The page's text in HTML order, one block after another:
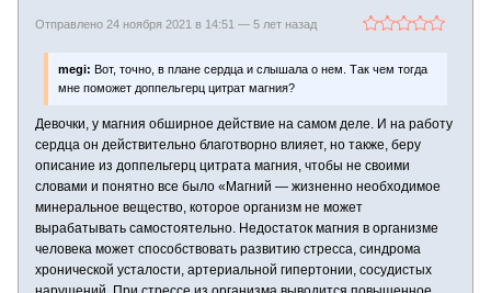
Отправлено 24 ноября 2021 в 14:51 — 5 лет назад
megi: Вот, точно, в плане сердца и слышала о нем. Так чем тогда
мне поможет доппельгерц цитрат магния?
Девочки, у магния обширное действие на самом деле. И на работу
сердца он действительно благотворно влияет, но также, беру
описание из доппельгерц цитрата магния, чтобы не своими
словами и понятно все было «Магний — жизненно необходимое
минеральное вещество, которое организм не может
вырабатывать самостоятельно. Недостаток магния в организме
человека может способствовать развитию стресса, синдрома
хронической усталости, артериальной гипертонии, сосудистых